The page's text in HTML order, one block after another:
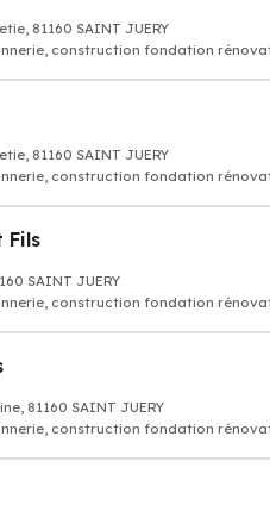
81160 SAINT JUERY
construction fondation
81160 SAINT JUERY
construction fondation
Fils
SAINT JUERY
construction fondation
81160 SAINT JUERY
construction fondation